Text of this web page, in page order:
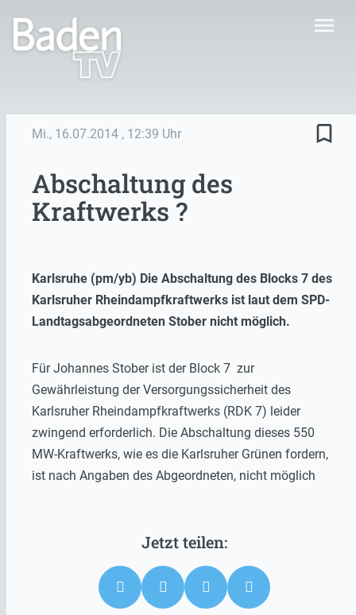
menu
Mi., 16.07.2014 , 12:39 Uhr bookmark_border
Abschaltung des
Kraftwerks ?
Karlsruhe (pm/yb) Die Abschaltung des Blocks 7 des
Karlsruher Rheindampfkraftwerks ist laut dem SPD-
Landtagsabgeordneten Stober nicht möglich.
Für Johannes Stober ist der Block 7 zur
Gewährleistung der Versorgungssicherheit des
Karlsruher Rheindampfkraftwerks (RDK 7) leider
zwingend erforderlich. Die Abschaltung dieses 550
MW-Kraftwerks, wie es die Karlsruher Grünen fordern,
ist nach Angaben des Abgeordneten, nicht möglich